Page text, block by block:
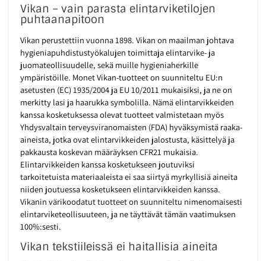
Vikan – vain parasta elintarviketilojen
puhtaanapitoon
Vikan perustettiin vuonna 1898. Vikan on maailman johtava
hygieniapuhdistustyökalujen toimittaja elintarvike- ja
juomateollisuudelle, sekä muille hygieniaherkille
ympäristöille. Monet Vikan-tuotteet on suunniteltu EU:n
asetusten (EC) 1935/2004 ja EU 10/2011 mukaisiksi, ja ne on
merkitty lasi ja haarukka symbolilla. Nämä elintarvikkeiden
kanssa kosketuksessa olevat tuotteet valmistetaan myös
Yhdysvaltain terveysviranomaisten (FDA) hyväksymistä raaka-
aineista, jotka ovat elintarvikkeiden jalostusta, käsittelyä ja
pakkausta koskevan määräyksen CFR21 mukaisia.
Elintarvikkeiden kanssa kosketukseen joutuviksi
tarkoitetuista materiaaleista ei saa siirtyä myrkyllisiä aineita
niiden joutuessa kosketukseen elintarvikkeiden kanssa.
Vikanin värikoodatut tuotteet on suunniteltu nimenomaisesti
elintarviketeollisuuteen, ja ne täyttävät tämän vaatimuksen
100%:sesti.
Vikan tekstiileissä ei haitallisia aineita